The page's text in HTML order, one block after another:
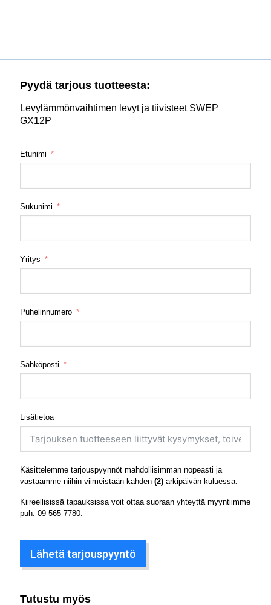
Pyydä tarjous tuotteesta:
Levylämmönvaihtimen levyt ja tiivisteet SWEP
GX12P
Etunimi
Sukunimi
Yritys
Puhelinnumero
Sähköposti
Lisätietoa
Käsittelemme tarjouspyynnöt mahdollisimman nopeasti ja
vastaamme niihin viimeistään kahden (2) arkipäivän kuluessa.
Kiireellisissä tapauksissa voit ottaa suoraan yhteyttä myyntiimme
puh. 09 565 7780
Lähetä tarjouspyyntö
Tutustu myös